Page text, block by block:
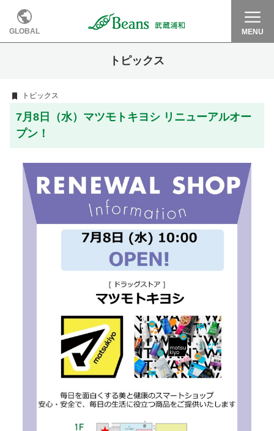
GLOBAL MENU
トピックス
トピックス
7月8日（水）マツモトキヨシ リニューアルオー
プン！